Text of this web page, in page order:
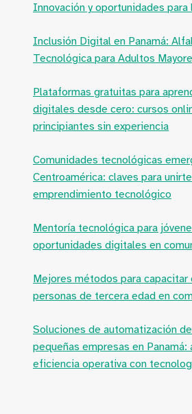
Innovación y oportunidades
Inclusión Digital en Panamá:
Tecnológica para Adultos
Plataformas gratuitas para
digitales desde cero: cursos
principiantes sin experiencia
Comunidades tecnológicas
Centroamérica: claves para
emprendimiento tecnológico
Mentoría tecnológica para
oportunidades digitales en
Mejores métodos para capacitar
personas de tercera edad en
Soluciones de automatización
pequeñas empresas en Panamá:
eficiencia operativa con